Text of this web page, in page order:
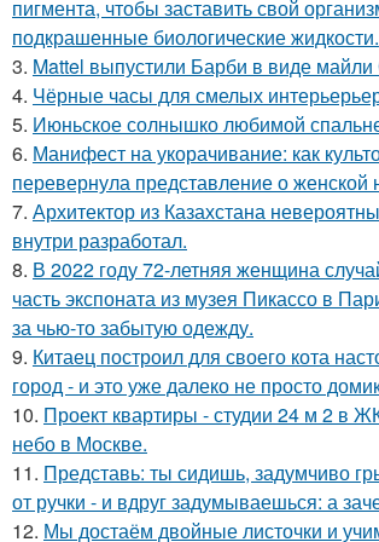
пигмента, чтобы заставить свой
подкрашенные биологические жидкости.
3. Mattel выпустили Барби в виде майли
4. Чёрные часы для смелых
5. Июньское солнышко любимой
6. Манифест на укорачивание: как
перевернула представление о женской
7. Архитектор из Казахстана
внутри разработал.
8. В 2022 году 72-летняя женщина
часть экспоната из музея Пикассо в
за чью-то забытую одежду.
9. Китаец построил для своего кота
город - и это уже далеко не просто
10. Проект квартиры - студии 24 м 2 в
небо в Москве.
11. Представь: ты сидишь, задумчиво
от ручки - и вдруг задумываешься: а
12. Мы достаём двойные листочки и